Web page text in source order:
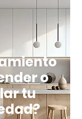
o
tu